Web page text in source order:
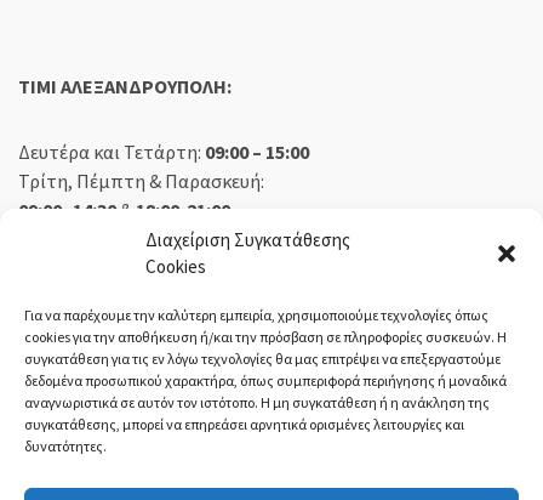
Διαχείριση Συγκατάθεσης
Cookies
Για να παρέχουμε την καλύτερη εμπειρία, χρησιμοποιούμε τεχνολογίες όπως
cookies για την αποθήκευση ή/και την πρόσβαση σε πληροφορίες συσκευών. Η
συγκατάθεση για τις εν λόγω τεχνολογίες θα μας επιτρέψει να επεξεργαστούμε
δεδομένα προσωπικού χαρακτήρα, όπως συμπεριφορά περιήγησης ή μοναδικά
αναγνωριστικά σε αυτόν τον ιστότοπο. Η μη συγκατάθεση ή η ανάκληση της
συγκατάθεσης, μπορεί να επηρεάσει αρνητικά ορισμένες λειτουργίες και
δυνατότητες.
TIMI ΑΛΕΞΑΝΔΡΟΥΠΟΛΗ:
Δευτέρα και Τετάρτη: 09:00 – 15:00
Τρίτη, Πέμπτη & Παρασκευή:
09:00 -14:30 & 18:00-21:00
09:00 – 14:30
Κλειστά
ΕΚΘΕΣΗ ΟΡΕΣΤΙΑΔΑ:
Τρίτη, Πέμπτη, Παρασκευή:08:30 – 14:00 & 18:00 – 21:00